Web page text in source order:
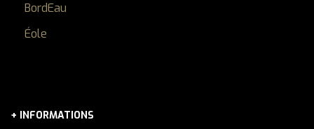
BordEau
Éole
+ INFORMATIONS